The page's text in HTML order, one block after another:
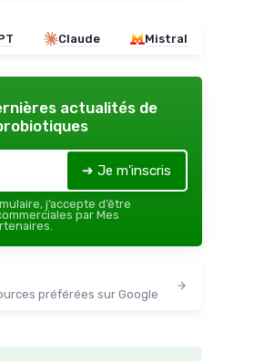
Claude Mistral
actualités de
➔ Je m'inscris
j’accepte d’être
par Mes
préférées sur Google